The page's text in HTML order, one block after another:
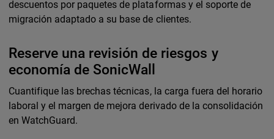
descuentos por paquetes de plataformas y el soporte de
migración adaptado a su base de clientes.
Reserve una revisión de riesgos y
economía de SonicWall
Cuantifique las brechas técnicas, la carga fuera del horario
laboral y el margen de mejora derivado de la consolidación
en WatchGuard.